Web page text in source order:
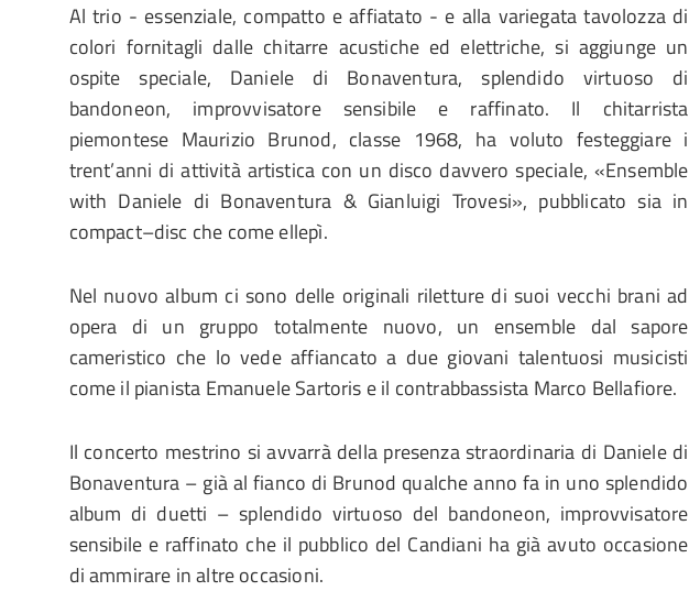
Al trio - essenziale, compatto e affiatato - e alla variegata tavolozza di
colori fornitagli dalle chitarre acustiche ed elettriche, si aggiunge un
ospite speciale, Daniele di Bonaventura, splendido virtuoso di
bandoneon, improvvisatore sensibile e raffinato. Il chitarrista
piemontese Maurizio Brunod, classe 1968, ha voluto festeggiare i
trent’anni di attività artistica con un disco davvero speciale, «Ensemble
with Daniele di Bonaventura & Gianluigi Trovesi», pubblicato sia in
compact–disc che come ellepì.
Nel nuovo album ci sono delle originali riletture di suoi vecchi brani ad
opera di un gruppo totalmente nuovo, un ensemble dal sapore
cameristico che lo vede affiancato a due giovani talentuosi musicisti
come il pianista Emanuele Sartoris e il contrabbassista Marco Bellafiore.
Il concerto mestrino si avvarrà della presenza straordinaria di Daniele di
Bonaventura – già al fianco di Brunod qualche anno fa in uno splendido
album di duetti – splendido virtuoso del bandoneon, improvvisatore
sensibile e raffinato che il pubblico del Candiani ha già avuto occasione
di ammirare in altre occasioni.